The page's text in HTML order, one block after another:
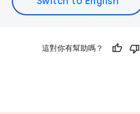
這對你有幫助嗎？